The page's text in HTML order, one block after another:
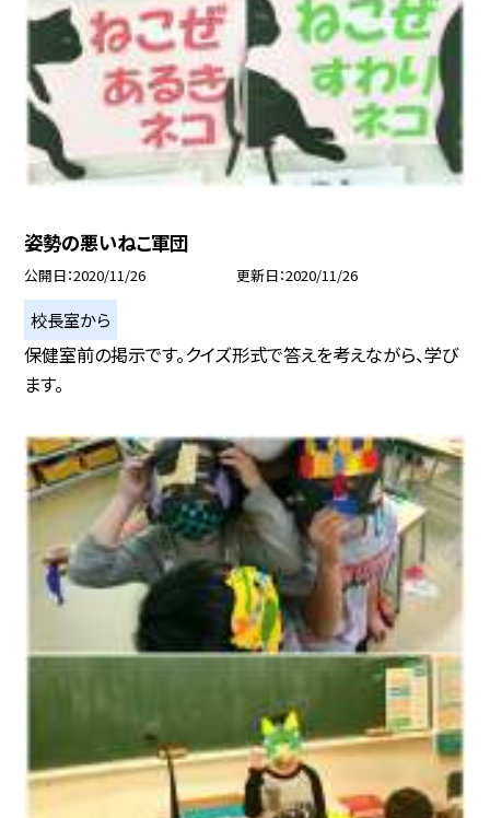
姿勢の悪いねこ軍団
公開日 2020/11/26 更新日 2020/11/26
校長室から
保健室前の掲示です。クイズ形式で答えを考えながら、学び
ます。